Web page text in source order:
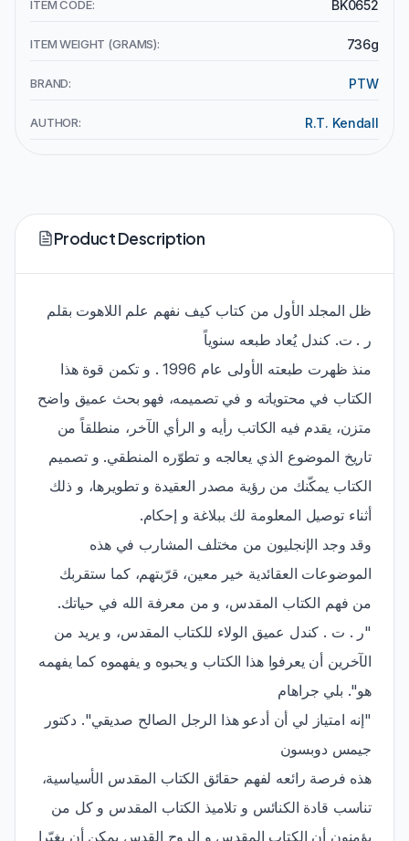
ITEM CODE: BK0652
ITEM WEIGHT (GRAMS): 736g
BRAND: PTW
AUTHOR: R.T. Kendall
Product Description
ظل المجلد الأول من كتاب كيف نفهم علم اللاهوت بقلم
ر . ت. كندل يُعاد طبعه سنوياً
منذ ظهرت طبعته الأولى عام 1996 . و تكمن قوة هذا
الكتاب في محتوياته و في تصميمه، فهو بحث عميق واضح
متزن، يقدم فيه الكاتب رأيه و الرأي الآخر، منطلقاً من
تاريخ الموضوع الذي يعالجه و تطوّره المنطقي. و تصميم
الكتاب يمكّنك من رؤية مصدر العقيدة و تطويرها، و ذلك
أثناء توصيل المعلومة لك ببلاغة و إحكام.
وقد وجد الإنجليون من مختلف المشارب في هذه
الموضوعات العقائدية خير معين، قرّبتهم، كما ستقربك
من فهم الكتاب المقدس، و من معرفة الله في حياتك.
"ر . ت . كندل عميق الولاء للكتاب المقدس، و يريد من
الآخرين أن يعرفوا هذا الكتاب و يحبوه و يفهموه كما يفهمه
هو". بلي جراهام
"إنه امتياز لي أن أدعو هذا الرجل الصالح صديقي". دكتور
جيمس دوبسون
هذه فرصة رائعه لفهم حقائق الكتاب المقدس الأسياسية،
تناسب قادة الكنائس و تلاميذ الكتاب المقدس و كل من
يؤمنون أن الكتاب المقدس و الروح القدس يمكن أن يغيّرا